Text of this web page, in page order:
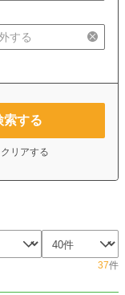
索する
リアする
37件